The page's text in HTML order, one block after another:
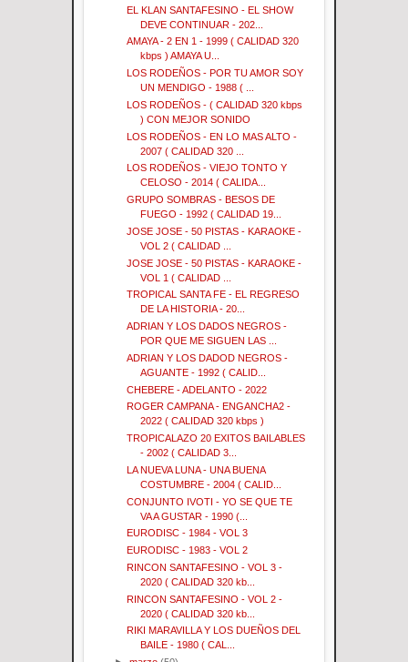
EL KLAN SANTAFESINO - EL SHOW
DEVE CONTINUAR - 202...
AMAYA - 2 EN 1 - 1999 ( CALIDAD 320
kbps ) AMAYA U...
LOS RODEÑOS - POR TU AMOR SOY
UN MENDIGO - 1988 ( ...
LOS RODEÑOS - ( CALIDAD 320 kbps
) CON MEJOR SONIDO
LOS RODEÑOS - EN LO MAS ALTO -
2007 ( CALIDAD 320 ...
LOS RODEÑOS - VIEJO TONTO Y
CELOSO - 2014 ( CALIDA...
GRUPO SOMBRAS - BESOS DE
FUEGO - 1992 ( CALIDAD 19...
JOSE JOSE - 50 PISTAS - KARAOKE -
VOL 2 ( CALIDAD ...
JOSE JOSE - 50 PISTAS - KARAOKE -
VOL 1 ( CALIDAD ...
TROPICAL SANTA FE - EL REGRESO
DE LA HISTORIA - 20...
ADRIAN Y LOS DADOS NEGROS -
POR QUE ME SIGUEN LAS ...
ADRIAN Y LOS DADOD NEGROS -
AGUANTE - 1992 ( CALID...
CHEBERE - ADELANTO - 2022
ROGER CAMPANA - ENGANCHA2 -
2022 ( CALIDAD 320 kbps )
TROPICALAZO 20 EXITOS BAILABLES
- 2002 ( CALIDAD 3...
LA NUEVA LUNA - UNA BUENA
COSTUMBRE - 2004 ( CALID...
CONJUNTO IVOTI - YO SE QUE TE
VA A GUSTAR - 1990 (...
EURODISC - 1984 - VOL 3
EURODISC - 1983 - VOL 2
RINCON SANTAFESINO - VOL 3 -
2020 ( CALIDAD 320 kb...
RINCON SANTAFESINO - VOL 2 -
2020 ( CALIDAD 320 kb...
RIKI MARAVILLA Y LOS DUEÑOS DEL
BAILE - 1980 ( CAL...